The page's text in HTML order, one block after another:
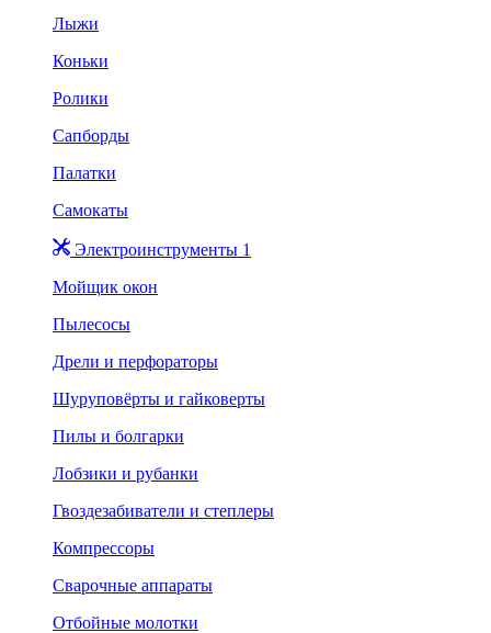
Лыжи
Коньки
Ролики
Сапборды
Палатки
Самокаты
Электроинструменты 1
Мойщик окон
Пылесосы
Дрели и перфораторы
Шуруповёрты и гайковерты
Пилы и болгарки
Лобзики и рубанки
Гвоздезабиватели и степлеры
Компрессоры
Сварочные аппараты
Отбойные молотки